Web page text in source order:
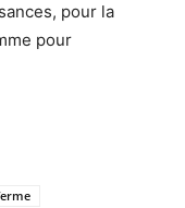
pour la
pour